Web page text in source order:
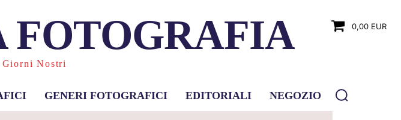
FOTOGRAFIA
Nostri
0,00 EUR
GENERI FOTOGRAFICI EDITORIALI NEGOZIO